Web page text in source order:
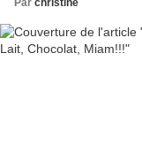
Par christine